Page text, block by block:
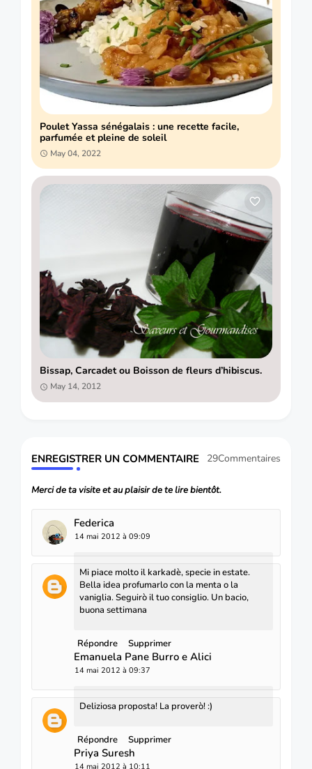
Poulet Yassa sénégalais : une recette facile,
parfumée et pleine de soleil
May 04, 2022
Bissap, Carcadet ou Boisson de fleurs d’hibiscus.
May 14, 2012
ENREGISTRER UN COMMENTAIRE 29Commentaires
Merci de ta visite et au plaisir de te lire bientôt.
Federica
14 mai 2012 à 09:09
Mi piace molto il karkadè, specie in estate.
Bella idea profumarlo con la menta o la
vaniglia. Seguirò il tuo consiglio. Un bacio,
buona settimana
Répondre Supprimer
Emanuela Pane Burro e Alici
14 mai 2012 à 09:37
Deliziosa proposta! La proverò! :)
Répondre Supprimer
Priya Suresh
14 mai 2012 à 10:11